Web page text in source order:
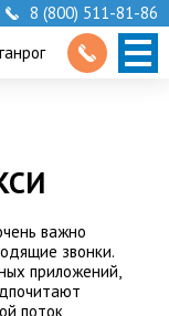
8 (800) 511-81-86
важно
звонки.
приложений,
поток